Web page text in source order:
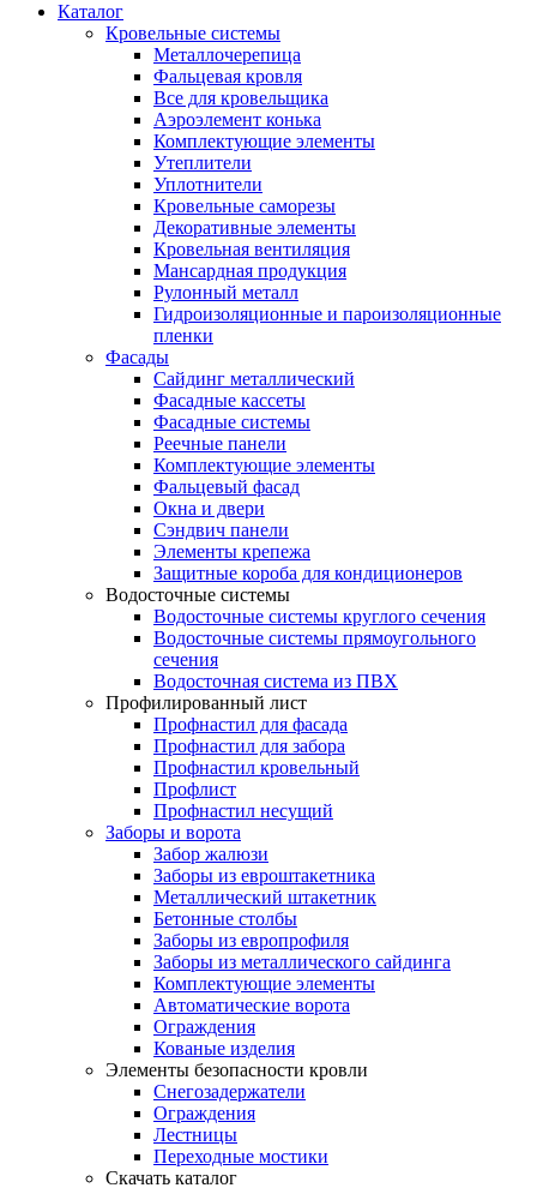
Каталог
Кровельные системы
Металлочерепица
Фальцевая кровля
Все для кровельщика
Аэроэлемент конька
Комплектующие элементы
Утеплители
Уплотнители
Кровельные саморезы
Декоративные элементы
Кровельная вентиляция
Мансардная продукция
Рулонный металл
Гидроизоляционные и пароизоляционные
пленки
Фасады
Сайдинг металлический
Фасадные кассеты
Фасадные системы
Реечные панели
Комплектующие элементы
Фальцевый фасад
Окна и двери
Сэндвич панели
Элементы крепежа
Защитные короба для кондиционеров
Водосточные системы
Водосточные системы круглого сечения
Водосточные системы прямоугольного
сечения
Водосточная система из ПВХ
Профилированный лист
Профнастил для фасада
Профнастил для забора
Профнастил кровельный
Профлист
Профнастил несущий
Заборы и ворота
Забор жалюзи
Заборы из евроштакетника
Металлический штакетник
Бетонные столбы
Заборы из европрофиля
Заборы из металлического сайдинга
Комплектующие элементы
Автоматические ворота
Ограждения
Кованые изделия
Элементы безопасности кровли
Снегозадержатели
Ограждения
Лестницы
Переходные мостики
Скачать каталог